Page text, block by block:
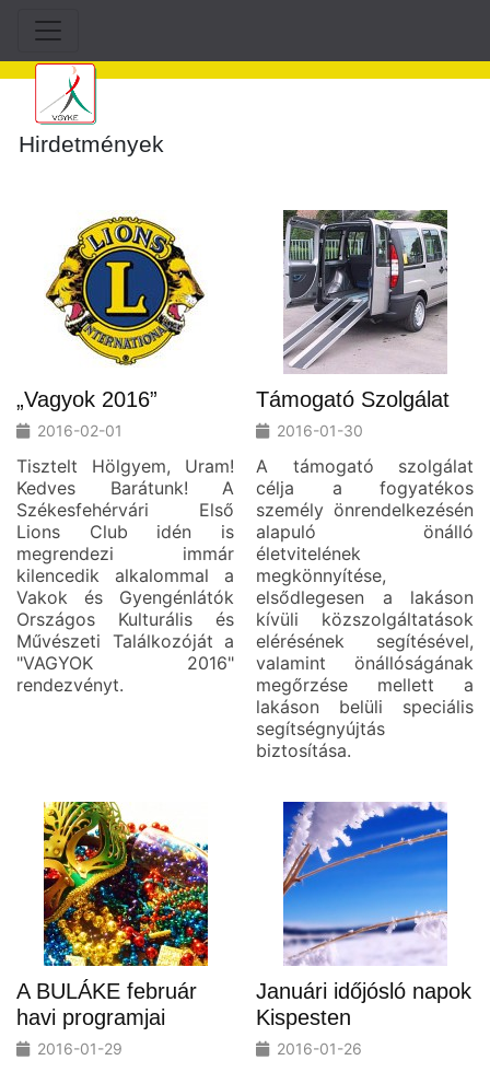
Hirdetmények
„Vagyok 2016”
2016-02-01
Tisztelt Hölgyem, Uram!
Kedves Barátunk! A
Székesfehérvári Első
Lions Club idén is
megrendezi immár
kilencedik alkalommal a
Vakok és Gyengénlátók
Országos Kulturális és
Művészeti Találkozóját a
"VAGYOK 2016"
rendezvényt.
Támogató Szolgálat
2016-01-30
A támogató szolgálat
célja a fogyatékos
személy önrendelkezésén
alapuló önálló
életvitelének
megkönnyítése,
elsődlegesen a lakáson
kívüli közszolgáltatások
elérésének segítésével,
valamint önállóságának
megőrzése mellett a
lakáson belüli speciális
segítségnyújtás
biztosítása.
A BULÁKE február
havi programjai
2016-01-29
Januári időjósló napok
Kispesten
2016-01-26